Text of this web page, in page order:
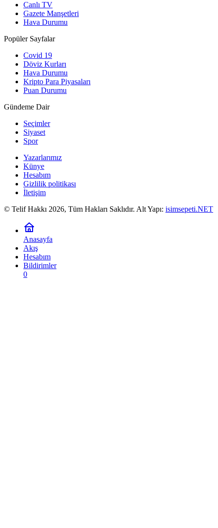
Canlı TV
Gazete Manşetleri
Hava Durumu
Popüler Sayfalar
Covid 19
Döviz Kurları
Hava Durumu
Kripto Para Piyasaları
Puan Durumu
Gündeme Dair
Seçimler
Siyaset
Spor
Yazarlarımız
Künye
Hesabım
Gizlilik politikası
İletişim
© Telif Hakkı 2026, Tüm Hakları Saklıdır. Alt Yapı: isimsepeti.NET
Anasayfa
Akış
Hesabım
Bildirimler
0